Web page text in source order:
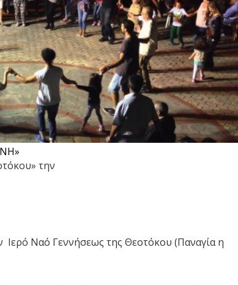
την
Ιερό Ναό Γεννήσεως της Θεοτόκου (Παναγία η